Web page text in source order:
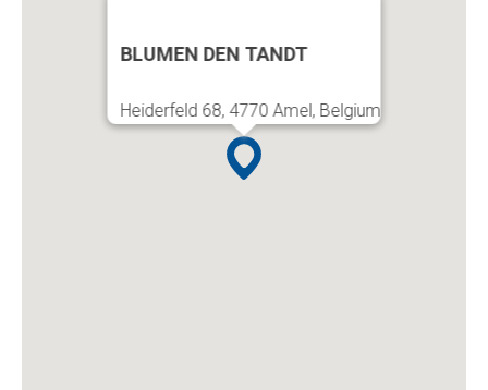
BLUMEN DEN TANDT
Heiderfeld 68, 4770 Amel, Belgium